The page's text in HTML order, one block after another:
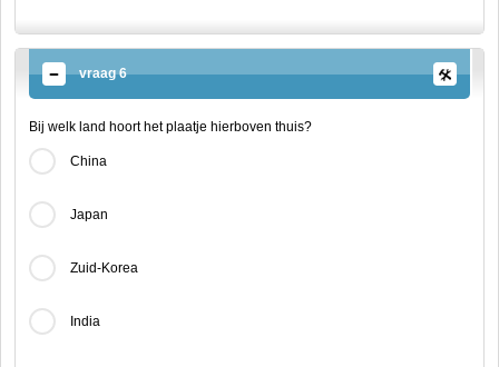
vraag 6
Bij welk land hoort het plaatje hierboven thuis?
China
Japan
Zuid-Korea
India